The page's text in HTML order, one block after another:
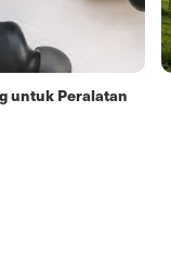
untuk Peralatan